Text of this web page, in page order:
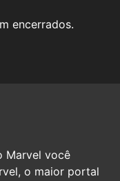
encerrados.
Marvel você
o maior portal